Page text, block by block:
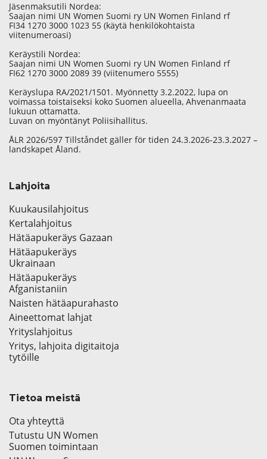
Jäsenmaksutili Nordea:
Saajan nimi UN Women Suomi ry UN Women Finland rf
FI34 1270 3000 1023 55 (käytä henkilökohtaista
viitenumeroasi)
Keräystili Nordea:
Saajan nimi UN Women Suomi ry UN Women Finland rf
FI62 1270 3000 2089 39 (viitenumero 5555)
Keräyslupa RA/2021/1501. Myönnetty 3.2.2022, lupa on
voimassa toistaiseksi koko Suomen alueella, Ahvenanmaata
lukuun ottamatta.
Luvan on myöntänyt Poliisihallitus.
ÅLR 2026/597 Tillståndet gäller för tiden 24.3.2026-23.3.2027 –
landskapet Åland.
Lahjoita
Kuukausilahjoitus
Kertalahjoitus
Hätäapukeräys Gazaan
Hätäapukeräys
Ukrainaan
Hätäapukeräys
Afganistaniin
Naisten hätäapurahasto
Aineettomat lahjat
Yrityslahjoitus
Yritys, lahjoita digitaitoja
tytöille
Tietoa meistä
Ota yhteyttä
Tutustu UN Women
Suomen toimintaan